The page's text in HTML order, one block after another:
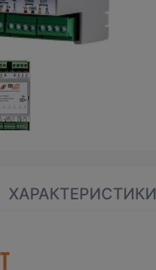
ХАРАКТЕРИСТИКИ